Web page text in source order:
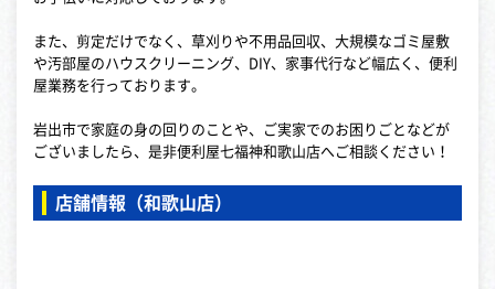
また、剪定だけでなく、草刈りや不用品回収、大規模なゴミ屋敷
や汚部屋のハウスクリーニング、DIY、家事代行など幅広く、便利
屋業務を行っております。
岩出市で家庭の身の回りのことや、ご実家でのお困りごとなどが
ございましたら、是非便利屋七福神和歌山店へご相談ください！
店舗情報（和歌山店）